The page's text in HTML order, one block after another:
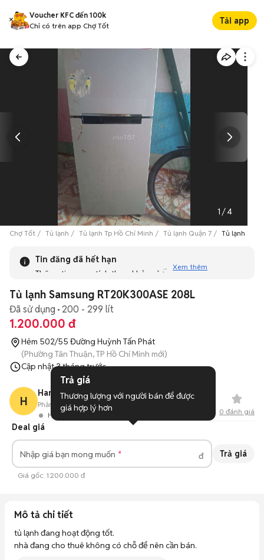
Voucher KFC đến 100k
Chỉ có trên app Chợ Tốt
Tải app
1 /4
Chợ Tốt Tủ lạnh Tủ lạnh Tp Hồ Chí Minh Tủ lạnh Quận 7 Tủ lạnh
Tin đăng đã hết hạn
Thông tin mang tính tham khảo và bạn không thể liên hệ
tương tự khác dưới đây nhé!
Xem thêm
Tủ lạnh Samsung RT20K300ASE 208L
Đã sử dụng 200 - 299 lít
1.200.000 đ
Hẻm 502/55 Đường Huỳnh Tấn Phát
(Phường Tân Thuận, TP Hồ Chí Minh mới)
Cập nhật3 tháng trước
H
Hanh Truong Thi Ngoc
Hoạt động 21 giờ trước
Phản hồi: 88%0 Đã bán
0 đánh giá
Deal giá
Nhập giá bạn mong muốn đ Trả giá
Giá gốc: 1.200.000 đ
Mô tả chi tiết
tủ lạnh đang hoạt động tốt.
nhà đang cho thuê không có chỗ để nên cần bán.
Trả giá
Thương lượng với người bán để được
giá hợp lý hơn